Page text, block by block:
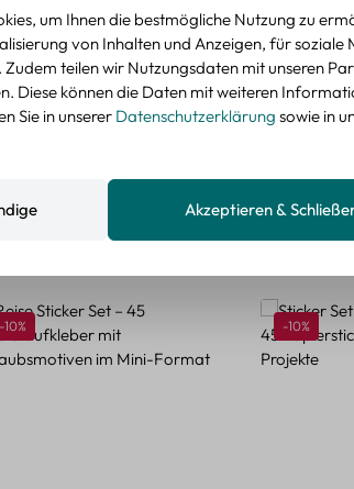
Rabatt
-10% Rabatt
-10%
um Ihnen die bestmögliche Nutzung zu
von Inhalten und Anzeigen, für soziale
teilen wir Nutzungsdaten mit unseren
Diese können die Daten mit weiteren
Sie in unserer Datenschutzerklärung sowie in
Akzeptieren &